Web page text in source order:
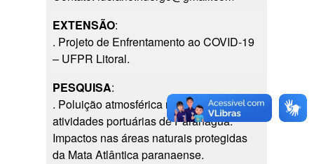
EXTENSÃO:
. Projeto de Enfrentamento ao COVID-19
– UFPR Litoral.
PESQUISA:
. Poluição atmosférica relacionada às
atividades portuárias de Paranaguá:
Impactos nas áreas naturais protegidas
da Mata Atlântica paranaense.